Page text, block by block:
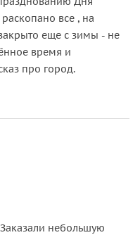
все , на
еще с зимы - не
время и
про город.
небольшую